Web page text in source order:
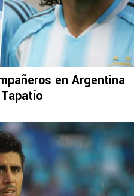
en Argentina